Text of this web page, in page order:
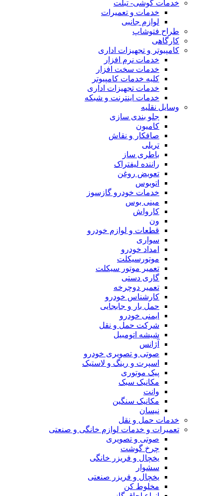
خدمات گوشی- تبلت
خدمات و تعمیرات
لوازم جانبی
طراح فتوشاپ
کارگاهی
کامپیوتر و تجهیزات اداری
خدمات نرم افزار
خدمات سخت افزار
کلیه خدمات کامپیوتر
خدمات تجهیزات اداری
خدمات اینترنت و شبکه
وسایل نقلیه
جلو بندی سازی
کامیون
صافکار و نقاش
تریلی
باطری ساز
راننده لیفتراک
تعویض روغن
اتوبوس
خدمات خودرو گازسوز
مینی بوس
کارواش
ون
قطعات و لوازم خودرو
سواری
امداد خودرو
موتورسیکلت
تعمیر موتور سیکلت
گاری دستی
تعمیر دوچرخه
کارشناس خودرو
حمل بار و جابجایی
ایمنی خودرو
شرکت حمل و نقل
شیشه اتومبیل
آژانس
صوتی و تصویری خودرو
اسپرت و رینگ و لاستیک
پیک موتوری
مکانیک سبک
وانت
مکانیک سنگین
نیسان
خدمات حمل و نقل
تعمیرات و خدمات لوازم خانگی و صنعتی
صوتی و تصویری
چرخ گوشت
یخچال و فریزر خانگی
سشوار
یخچال و فریزر صنعتی
مخلوط کن